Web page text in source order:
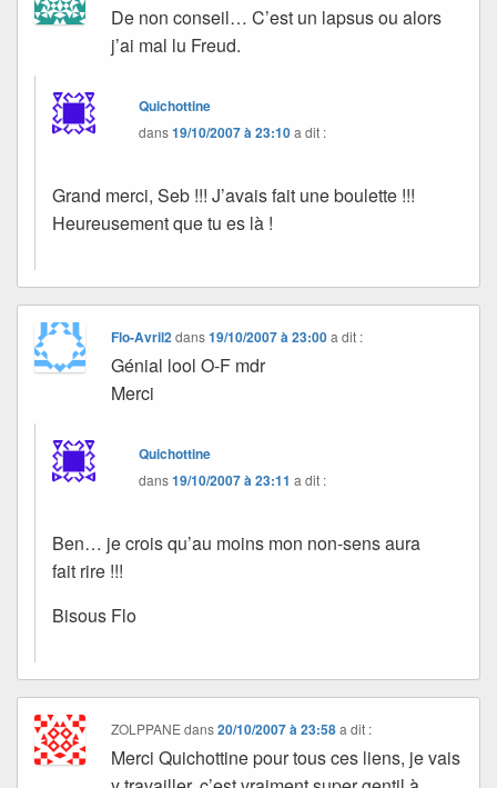
De non conseil… C’est un lapsus ou alors
j’ai mal lu Freud.
Quichottine
dans19/10/2007 à 23:10a dit :
Grand merci, Seb !!! J’avais fait une boulette !!!
Heureusement que tu es là !
Flo-Avril2 dans19/10/2007 à 23:00 a dit :
Génial lool O-F mdr
Merci
Quichottine
dans19/10/2007 à 23:11 a dit :
Ben… je crois qu’au moins mon non-sens aura
fait rire !!!
Bisous Flo
ZOLPPANE dans20/10/2007 à 23:58 a dit :
Merci Quichottine pour tous ces liens, je vais